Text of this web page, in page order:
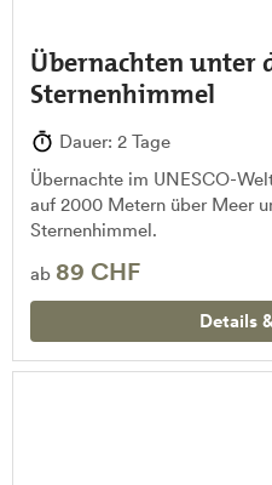
Übernachten unter
Sternenhimmel
Dauer: 2 Tage
Übernachte im UNESCO-
auf 2000 Metern über Meer
Sternenhimmel.
ab 89 CHF
Details